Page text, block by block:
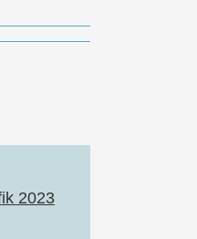
2023